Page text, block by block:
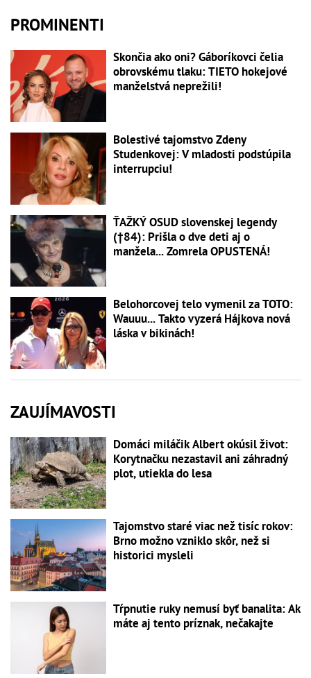
PROMINENTI
Skončia ako oni? Gáboríkovci čelia
obrovskému tlaku: TIETO hokejové
manželstvá neprežili!
Bolestivé tajomstvo Zdeny
Studenkovej: V mladosti podstúpila
interrupciu!
ŤAŽKÝ OSUD slovenskej legendy
(†84): Prišla o dve deti aj o
manžela... Zomrela OPUSTENÁ!
Belohorcovej telo vymenil za TOTO:
Wauuu... Takto vyzerá Hájkova nová
láska v bikinách!
ZAUJÍMAVOSTI
Domáci miláčik Albert okúsil život:
Korytnačku nezastavil ani záhradný
plot, utiekla do lesa
Tajomstvo staré viac než tisíc rokov:
Brno možno vzniklo skôr, než si
historici mysleli
Tŕpnutie ruky nemusí byť banalita: Ak
máte aj tento príznak, nečakajte